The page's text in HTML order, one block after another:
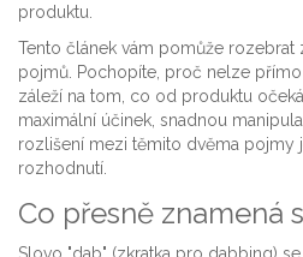
produktu.
Tento článek vám pomůže rozebrat
pojmů. Pochopíte, proč nelze
záleží na tom, co od produktu
maximální účinek, snadnou
rozlišení mezi těmito dvěma pojmy
rozhodnutí.
Co přesně znamená